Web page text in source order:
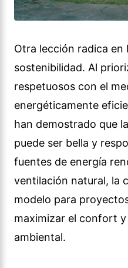
Otra lección radica en
sostenibilidad. Al
respetuosos con el
energéticamente
han demostrado que
puede ser bella y
fuentes de energía
ventilación natural, la
modelo para
maximizar el confort
ambiental.